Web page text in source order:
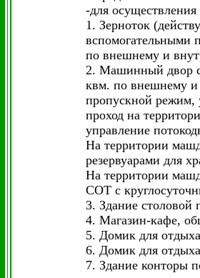
-для
1. Зерноток
вспомогательными
по внешнему и
2. Машинный двор
квм. по внешнему и
пропускной режим,
проход на
управление
На территории
резервуарами для
На территории
СОТ с
3. Здание
4. Магазин-кафе,
5. Домик для
6. Домик для
7. Здание конторы